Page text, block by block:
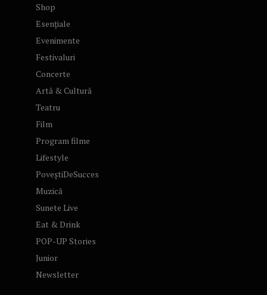
Shop
Esențiale
Evenimente
Festivaluri
Concerte
Artă & Cultură
Teatru
Film
Program filme
Lifestyle
PoveștiDeSucces
Muzică
Sunete Live
Eat & Drink
POP-UP Stories
Junior
Newsletter